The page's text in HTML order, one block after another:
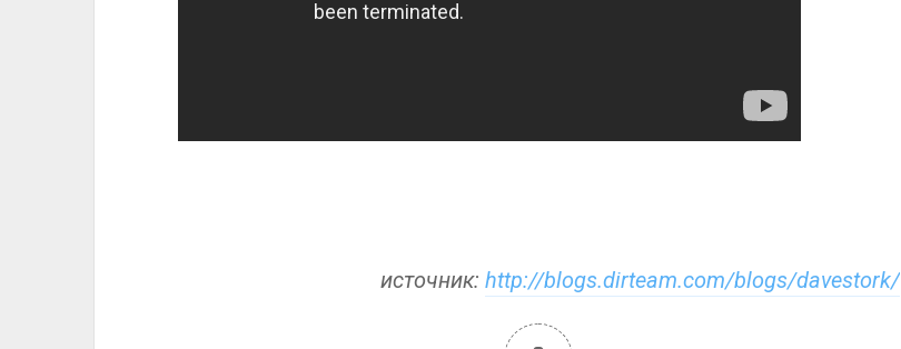
источник:http://blogs.dirteam.com/blogs/davestork/